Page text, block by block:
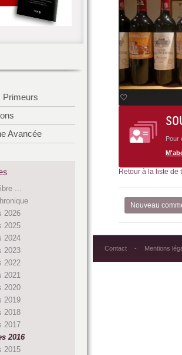
Pour
Retour à la liste de
Nouveau
Contact Mentions
Primeurs
Avancée
...
2026
2025
2024
2023
2022
2021
2020
2019
2018
2017
2016
2015